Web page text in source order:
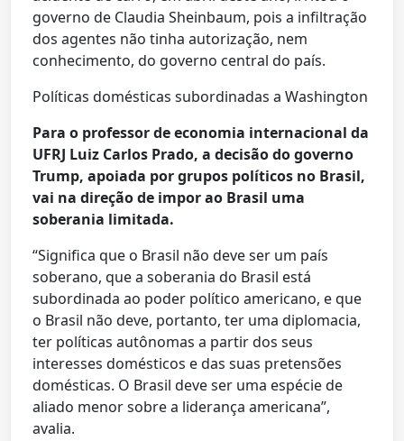
governo de Claudia Sheinbaum, pois a infiltração
dos agentes não tinha autorização, nem
conhecimento, do governo central do país.
Políticas domésticas subordinadas a Washington
Para o professor de economia internacional da
UFRJ Luiz Carlos Prado, a decisão do governo
Trump, apoiada por grupos políticos no Brasil,
vai na direção de impor ao Brasil uma
soberania limitada.
“Significa que o Brasil não deve ser um país
soberano, que a soberania do Brasil está
subordinada ao poder político americano, e que
o Brasil não deve, portanto, ter uma diplomacia,
ter políticas autônomas a partir dos seus
interesses domésticos e das suas pretensões
domésticas. O Brasil deve ser uma espécie de
aliado menor sobre a liderança americana”,
avalia.